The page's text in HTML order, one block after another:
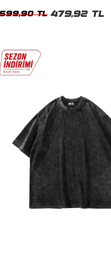
TL 479,92 TL